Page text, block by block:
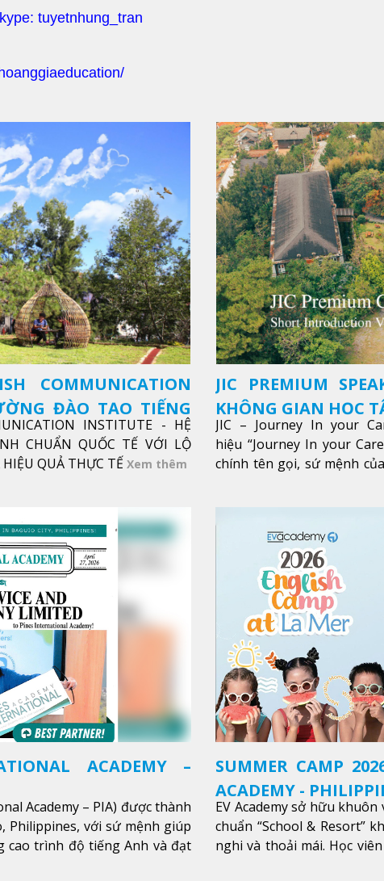
tuyetnhung_tran
COMMUNICATION
ĐÀO TẠO TIẾNG
INSTITUTE - HỆ
CHUẨN QUỐC TẾ VỚI LỘ
QUẢ THỰC TẾ Xem thêm
JIC PREMIUM
KHÔNG GIAN HỌC
JIC – Journey In your
hiệu “Journey In your
chính tên gọi, sứ mệnh
ACADEMY –
Academy – PIA) được thành
Philippines, với sứ mệnh giúp
cao trình độ tiếng Anh và đạt
SUMMER CAMP
ACADEMY -
EV Academy sở hữu
chuẩn “School & Resort”
nghi và thoải mái. Học